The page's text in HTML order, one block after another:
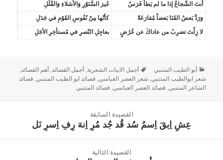
أنتَ الشّجاعُ إذا ما لم يَطأ فَرَسٌ
غَيرَ السَّنَوّرِ وَالأشلاءِ وَالقُلَلِ
وَرَدَّ بَعضُ القَنَا بَعضاً مُقارَعَةً
كأنّها مِنْ نُفُوسِ القَوْمِ في جَدَلِ
لا زِلْتَ تضرِبُ من عاداكَ عن عُرُضٍ
بعاجِلِ النّصرِ في مُستأخِرِ الأجَلِ
أبو الطيب المتنبي أجمل الابيات الشعرية, أجمل القصائد, أهم القصائد,
شعر ابوالطيب المتنبي, شعر العصر العباسي, قصائد ابو الطيب المتنبي, قصائد
الشاعر المتنبي, قصائد العصر العباسي, قصائد المتنبي
القصيدة السابقة
القصيدةعِشِ اِبقَ اِسمُ سُد قُد جُد مُرِ اِنهَ رِفِ اِسرِ نَل
القصيدة التالية